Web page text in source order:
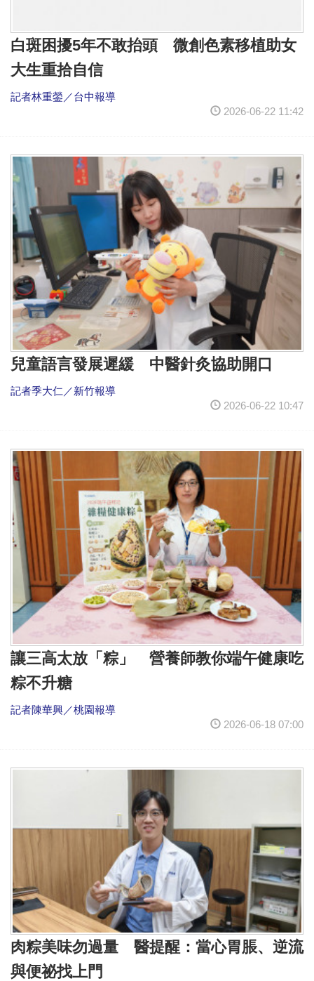
白斑困擾5年不敢抬頭 微創色素移植助女
大生重拾自信
記者林重鎣／台中報導
2026-06-22 11:42
兒童語言發展遲緩 中醫針灸協助開口
記者季大仁／新竹報導
2026-06-22 10:47
讓三高太放「粽」 營養師教你端午健康吃
粽不升糖
記者陳華興／桃園報導
2026-06-18 07:00
肉粽美味勿過量 醫提醒：當心胃脹、逆流
與便祕找上門